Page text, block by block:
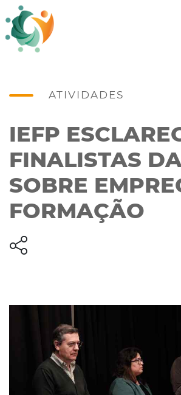
ATIVIDADES
IEFP
FINALISTAS
SOBRE
FORMAÇÃO